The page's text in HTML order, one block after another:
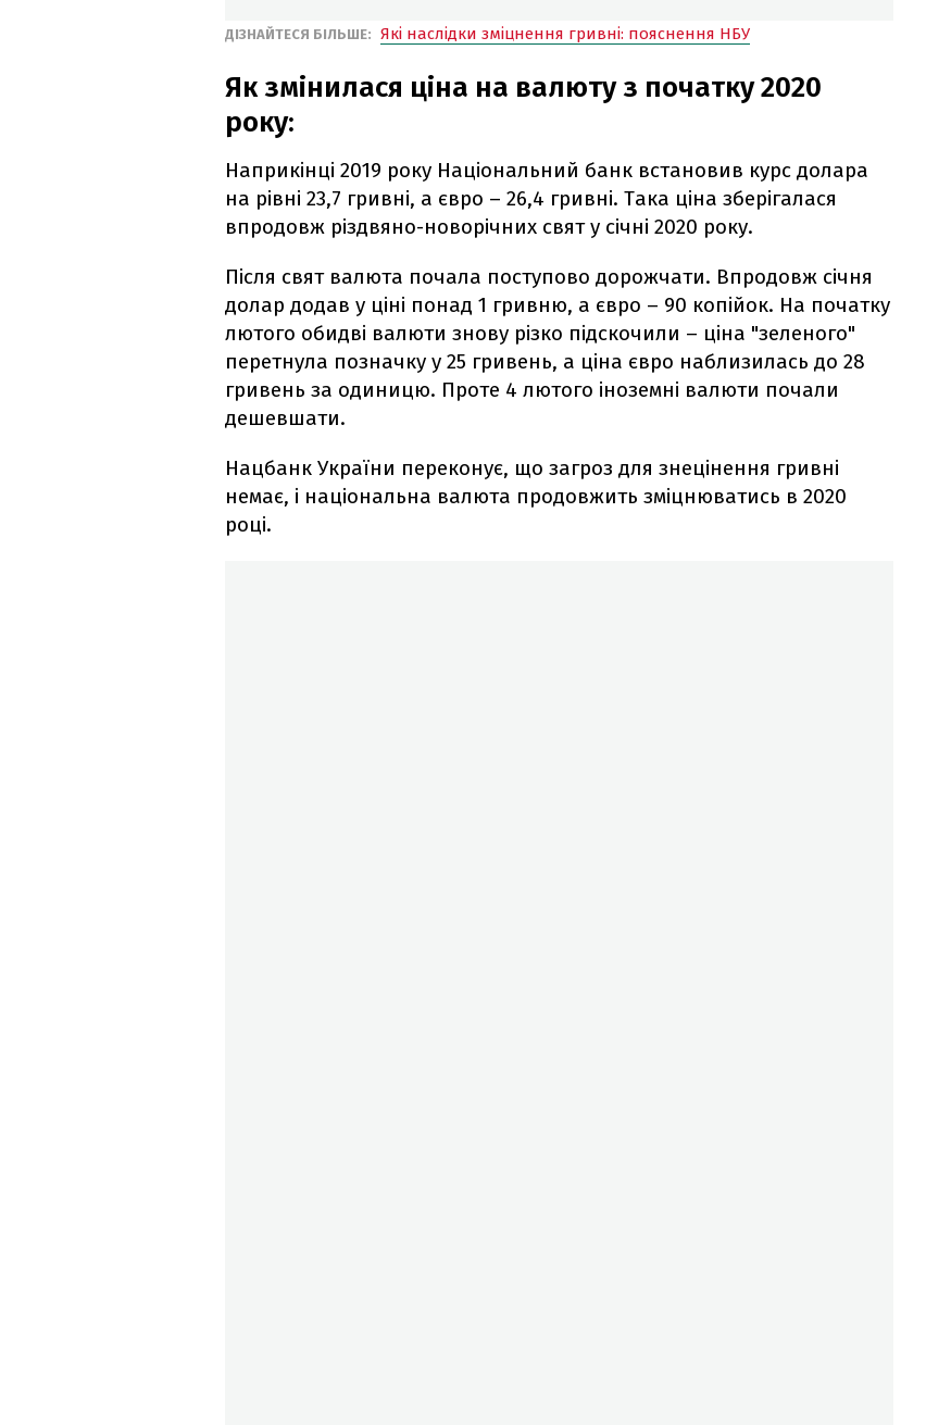
ДІЗНАЙТЕСЯ БІЛЬШЕ: Які наслідки зміцнення гривні: пояснення НБУ
Як змінилася ціна на валюту з початку 2020
року:
Наприкінці 2019 року Національний банк встановив курс долара
на рівні 23,7 гривні, а євро – 26,4 гривні. Така ціна зберігалася
впродовж різдвяно-новорічних свят у січні 2020 року.
Після свят валюта почала поступово дорожчати. Впродовж січня
долар додав у ціні понад 1 гривню, а євро – 90 копійок. На початку
лютого обидві валюти знову різко підскочили – ціна "зеленого"
перетнула позначку у 25 гривень, а ціна євро наблизилась до 28
гривень за одиницю. Проте 4 лютого іноземні валюти почали
дешевшати.
Нацбанк України переконує, що загроз для знецінення гривні
немає, і національна валюта продовжить зміцнюватись в 2020
році.